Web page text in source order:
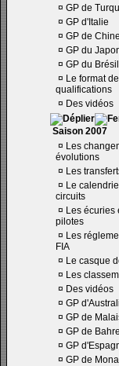
¤ GP de
¤ GP d'Italie
¤ GP de Chine
¤ GP du
¤ GP du Brésil
¤ Le format
qualifications
¤ Des vidéos
Saison 2007
¤ Les
évolutions
¤ Les
¤ Le
circuits
¤ Les écuries
pilotes
¤ Les
FIA
¤ Le casque
¤ Les
¤ Des vidéos
¤ GP
¤ GP de
¤ GP de
¤ GP
¤ GP de